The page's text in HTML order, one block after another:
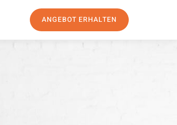
ANGEBOT ERHALTEN